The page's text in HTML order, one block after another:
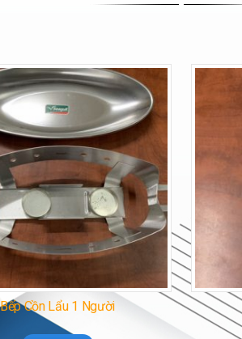
Bếp Cồn Lẩu 1 Người